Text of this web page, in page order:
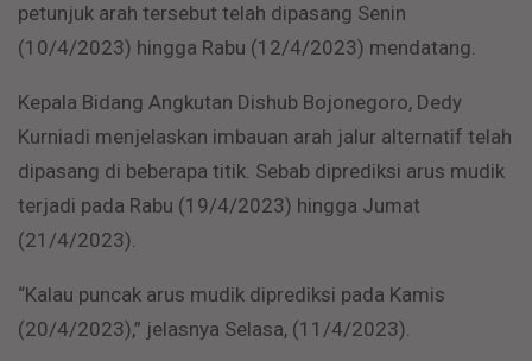
petunjuk arah tersebut telah dipasang Senin
(10/4/2023) hingga Rabu (12/4/2023) mendatang.
Kepala Bidang Angkutan Dishub Bojonegoro, Dedy
Kurniadi menjelaskan imbauan arah jalur alternatif telah
dipasang di beberapa titik. Sebab diprediksi arus mudik
terjadi pada Rabu (19/4/2023) hingga Jumat
(21/4/2023).
“Kalau puncak arus mudik diprediksi pada Kamis
(20/4/2023),” jelasnya Selasa, (11/4/2023).